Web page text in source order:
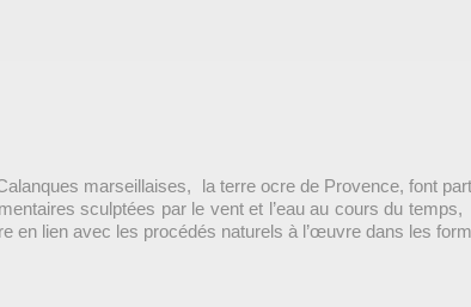
marseillaises, la terre ocre de Provence, font
sculptées par le vent et l’eau au cours du
en lien avec les procédés naturels à l’œuvre dans les